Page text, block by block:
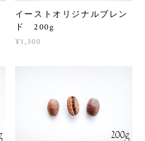
イーストオリジナルブレン
ド 200g
¥1,300